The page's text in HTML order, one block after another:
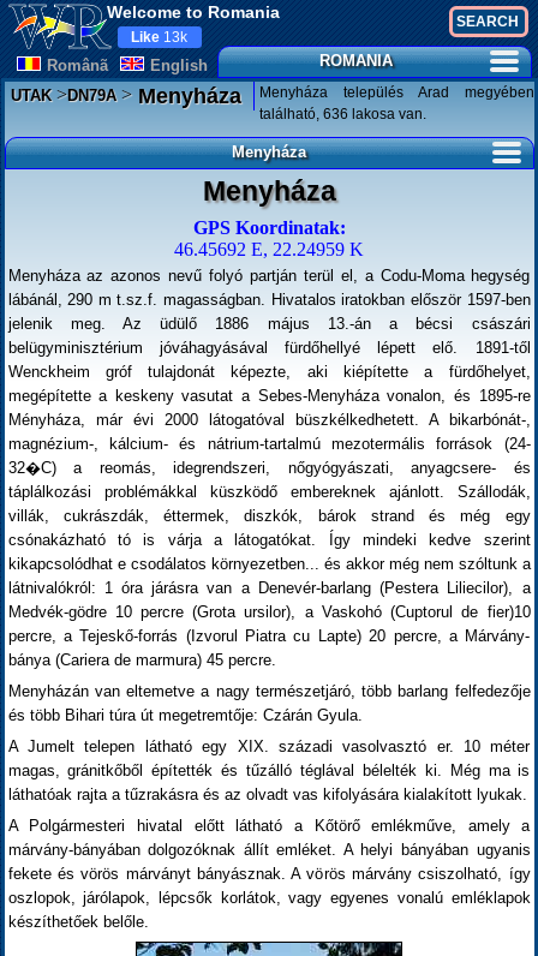
Welcome to Romania
Românã English
Like 13k
ROMANIA
UTAK>DN79A>Menyháza
Menyháza település Arad megyében
található, 636 lakosa van.
Menyháza
Menyháza
GPS Koordinatak:
46.45692 E, 22.24959 K
Menyháza az azonos nevű folyó partján terül el, a Codu-Moma hegység
lábánál, 290 m t.sz.f. magasságban. Hivatalos iratokban először 1597-ben
jelenik meg. Az üdülő 1886 május 13.-án a bécsi császári
belügyminisztérium jóváhagyásával fürdőhellyé lépett elő. 1891-től
Wenckheim gróf tulajdonát képezte, aki kiépítette a fürdőhelyet,
megépítette a keskeny vasutat a Sebes-Menyháza vonalon, és 1895-re
Ményháza, már évi 2000 látogatóval büszkélkedhetett. A bikarbónát-,
magnézium-, kálcium- és nátrium-tartalmú mezotermális források (24-
32�C) a reomás, idegrendszeri, nőgyógyászati, anyagcsere- és
táplálkozási problémákkal küszködő embereknek ajánlott. Szállodák,
villák, cukrászdák, éttermek, diszkók, bárok strand és még egy
csónakázható tó is várja a látogatókat. Így mindeki kedve szerint
kikapcsolódhat e csodálatos környezetben... és akkor még nem szóltunk a
látnivalókról: 1 óra járásra van a Denevér-barlang (Pestera Liliecilor), a
Medvék-gödre 10 percre (Grota ursilor), a Vaskohó (Cuptorul de fier)10
percre, a Tejeskő-forrás (Izvorul Piatra cu Lapte) 20 percre, a Márvány-
bánya (Cariera de marmura) 45 percre.
Menyházán van eltemetve a nagy természetjáró, több barlang felfedezője
és több Bihari túra út megetremtője: Czárán Gyula.
A Jumelt telepen látható egy XIX. századi vasolvasztó er. 10 méter
magas, gránitkőből építették és tűzálló téglával bélelték ki. Még ma is
láthatóak rajta a tűzrakásra és az olvadt vas kifolyására kialakított lyukak.
A Polgármesteri hivatal előtt látható a Kőtörő emlékműve, amely a
márvány-bányában dolgozóknak állít emléket. A helyi bányában ugyanis
fekete és vörös márványt bányásznak. A vörös márvány csiszolható, így
oszlopok, járólapok, lépcsők korlátok, vagy egyenes vonalú emléklapok
készíthetőek belőle.